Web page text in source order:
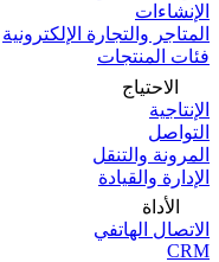
الإنشاءات
المتاجر والتجارة الإلكترونية
فئات المنتجات
الاحتياج
الإنتاجية
التواصل
المرونة والتنقل
الإدارة والقيادة
الأداة
الاتصال الهاتفي
CRM